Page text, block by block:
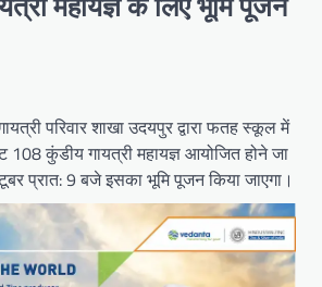
परिवार शाखा उदयपुर द्वारा फतह स्कूल में
108 कुंडीय गायत्री महायज्ञ आयोजित होने जा
प्रात: 9 बजे इसका भूमि पूजन किया जाएगा।